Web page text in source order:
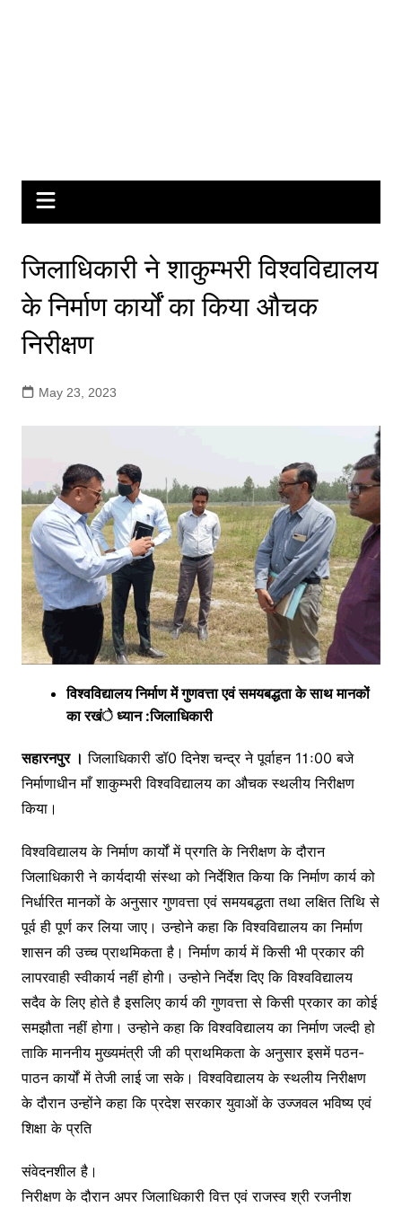
जिलाधिकारी ने शाकुम्भरी विश्वविद्यालय
के निर्माण कार्यों का किया औचक
निरीक्षण
May 23, 2023
विश्वविद्यालय निर्माण में गुणवत्ता एवं समयबद्धता के साथ मानकों
का रखंे ध्यान :जिलाधिकारी
सहारनपुर । जिलाधिकारी डॉ0 दिनेश चन्द्र ने पूर्वाहन 11ः00 बजे
निर्माणाधीन माँ शाकुम्भरी विश्वविद्यालय का औचक स्थलीय निरीक्षण
किया।
विश्वविद्यालय के निर्माण कार्यों में प्रगति के निरीक्षण के दौरान
जिलाधिकारी ने कार्यदायी संस्था को निर्देशित किया कि निर्माण कार्य को
निर्धारित मानकों के अनुसार गुणवत्ता एवं समयबद्धता तथा लक्षित तिथि से
पूर्व ही पूर्ण कर लिया जाए। उन्होने कहा कि विश्वविद्यालय का निर्माण
शासन की उच्च प्राथमिकता है। निर्माण कार्य में किसी भी प्रकार की
लापरवाही स्वीकार्य नहीं होगी। उन्होने निर्देश दिए कि विश्वविद्यालय
सदैव के लिए होते है इसलिए कार्य की गुणवत्ता से किसी प्रकार का कोई
समझौता नहीं होगा। उन्होने कहा कि विश्वविद्यालय का निर्माण जल्दी हो
ताकि माननीय मुख्यमंत्री जी की प्राथमिकता के अनुसार इसमें पठन-
पाठन कार्यों में तेजी लाई जा सके। विश्वविद्यालय के स्थलीय निरीक्षण
के दौरान उन्होंने कहा कि प्रदेश सरकार युवाओं के उज्जवल भविष्य एवं
शिक्षा के प्रति
संवेदनशील है।
निरीक्षण के दौरान अपर जिलाधिकारी वित्त एवं राजस्व श्री रजनीश